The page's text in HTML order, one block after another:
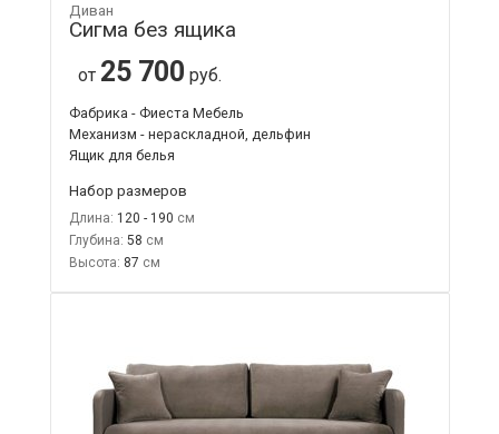
Диван
Сигма без ящика
от 25 700 руб.
Фабрика - Фиеста Мебель
Механизм - нераскладной, дельфин
Ящик для белья
Набор размеров
Длина: 120 - 190
Глубина: 58
Высота: 87